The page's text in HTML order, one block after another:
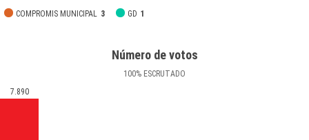
COMPROMIS MUNICIPAL 3 GD 1
Número de votos
100% ESCRUTADO
7.890